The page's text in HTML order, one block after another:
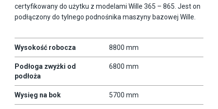
certyfikowany do użytku z modelami Wille 365 – 865. Jest on
podłączony do tylnego podnośnika maszyny bazowej Wille.
Wysokość robocza 8800 mm
Podłoga zwyżki od
podłoża
6800 mm
Wysięg na bok 5700 mm